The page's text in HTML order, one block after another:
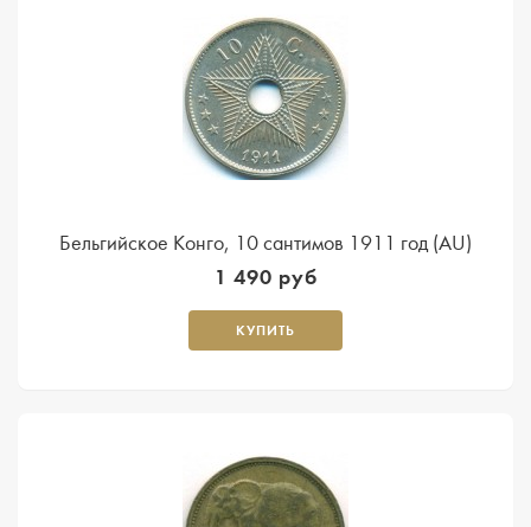
Бельгийское Конго, 10 сантимов 1911 год (AU)
1 490 руб
КУПИТЬ